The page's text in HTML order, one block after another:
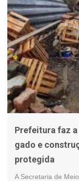
Prefeitura faz
gado e
protegida
A Secretaria de